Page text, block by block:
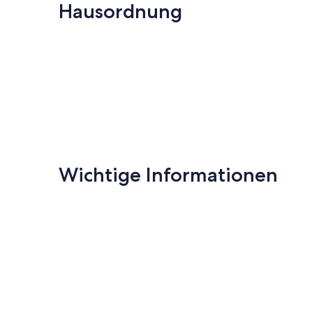
Bewertungen)
Hausordnung
Wichtige Informationen